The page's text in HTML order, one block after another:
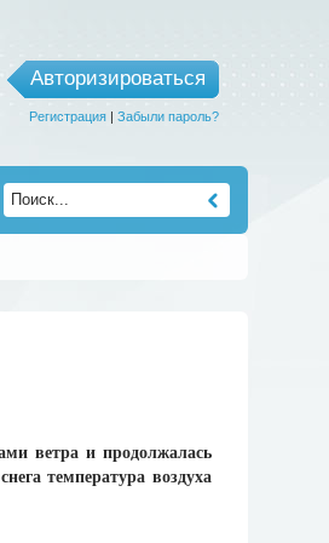
Авторизироваться
Регистрация| Забыли пароль?
ветра и продолжалась
температура воздуха